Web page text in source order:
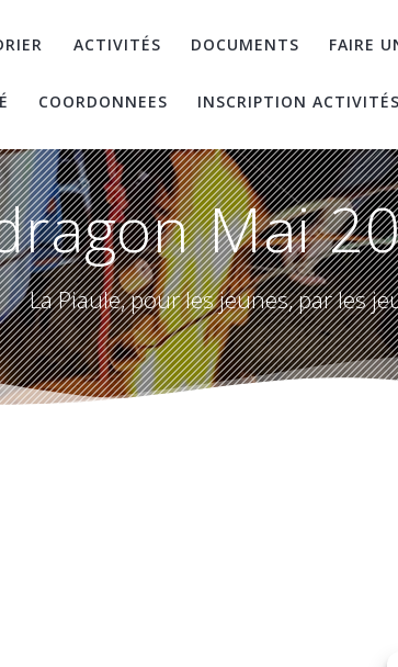
ACTIVITÉS DOCUMENTS FAIRE
COORDONNEES INSCRIPTION ACTIVITÉS
Mai
La Piaule, pour les jeunes, par les